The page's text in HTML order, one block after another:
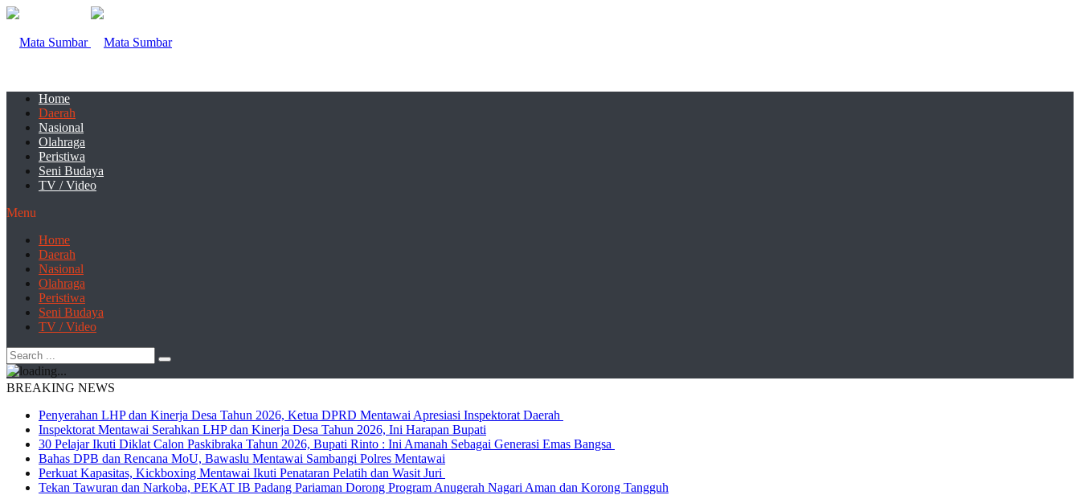
Home
Daerah
Nasional
Olahraga
Peristiwa
Seni Budaya
TV / Video
Menu
Home
Daerah
Nasional
Olahraga
Peristiwa
Seni Budaya
TV / Video
BREAKING NEWS
Penyerahan LHP dan Kinerja Desa Tahun 2026, Ketua DPRD Mentawai Apresiasi Inspektorat Daerah
Inspektorat Mentawai Serahkan LHP dan Kinerja Desa Tahun 2026, Ini Harapan Bupati
30 Pelajar Ikuti Diklat Calon Paskibraka Tahun 2026, Bupati Rinto : Ini Amanah Sebagai Generasi Emas Bangsa
Bahas DPB dan Rencana MoU, Bawaslu Mentawai Sambangi Polres Mentawai
Perkuat Kapasitas, Kickboxing Mentawai Ikuti Penataran Pelatih dan Wasit Juri
Tekan Tawuran dan Narkoba, PEKAT IB Padang Pariaman Dorong Program Anugerah Nagari Aman dan Korong Tangguh